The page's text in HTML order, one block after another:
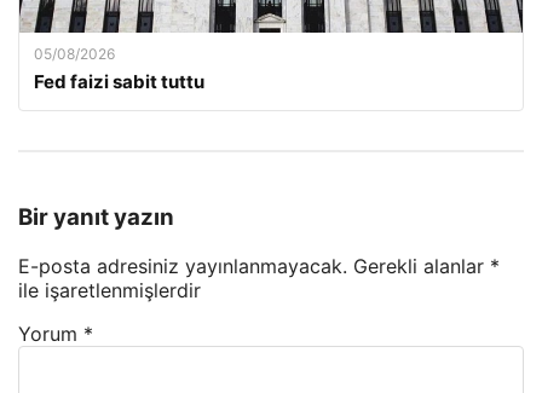
05/08/2026
Fed faizi sabit tuttu
Bir yanıt yazın
E-posta adresiniz yayınlanmayacak. Gerekli alanlar *
ile işaretlenmişlerdir
Yorum *